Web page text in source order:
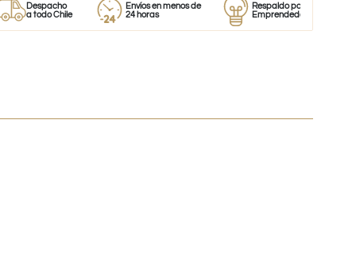
Despacho
a todo Chile
Envíos en menos de
24 horas
Respaldo para
Emprendedores